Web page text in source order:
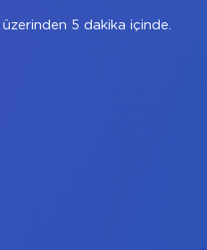
5 dakika içinde.